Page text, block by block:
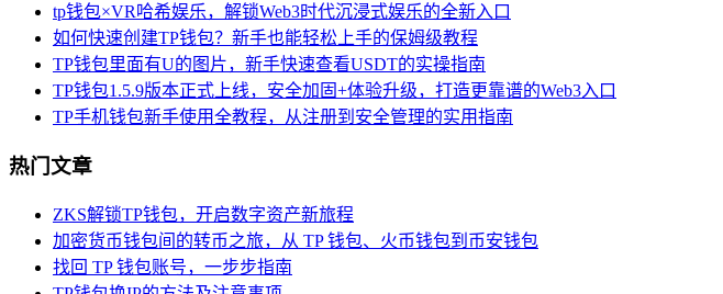
tp钱包×VR哈希娱乐，解锁Web3时代沉浸式娱乐的全新入口
如何快速创建TP钱包？新手也能轻松上手的保姆级教程
TP钱包里面有U的图片，新手快速查看USDT的实操指南
TP钱包1.5.9版本正式上线，安全加固+体验升级，打造更靠谱的Web3入口
TP手机钱包新手使用全教程，从注册到安全管理的实用指南
热门文章
ZKS解锁TP钱包，开启数字资产新旅程
加密货币钱包间的转币之旅，从 TP 钱包、火币钱包到币安钱包
找回 TP 钱包账号，一步步指南